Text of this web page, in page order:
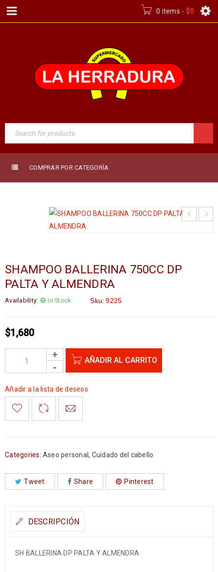
0 items - $0
COMPRAR POR CATEGORÍA
SHAMPOO BALLERINA 750CC DP
PALTA Y ALMENDRA
Availability: In Stock Sku: 9225
$1,680
AÑADIR AL CARRITO
Añadir a la lista de deseos
Categories: Aseo personal, Cuidado del cabello
Tweet Share Pinterest
DESCRIPCIÓN
SH BALLERINA DP PALTA Y ALMENDRA